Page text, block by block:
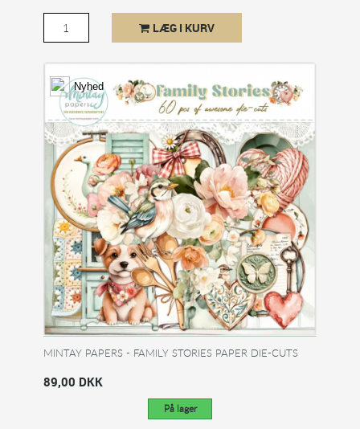
LÆG I KURV
Nyhed
MINTAY PAPERS - FAMILY STORIES PAPER DIE-CUTS
89,00 DKK
På lager